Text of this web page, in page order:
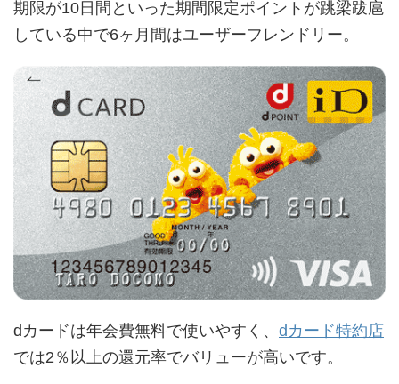
期限が10日間といった期間限定ポイントが跳梁跋扈
している中で6ヶ月間はユーザーフレンドリー。
dカードは年会費無料で使いやすく、 dカード特約店
では2％以上の還元率でバリューが高いです。